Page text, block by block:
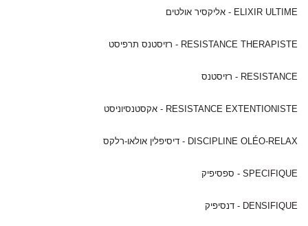
ELIXIR ULTIME - אליקסיר אולטים
RESISTANCE THERAPISTE - רזיסטנס תרפיסט
RESISTANCE - רזיסטנס
RESISTANCE EXTENTIONISTE - אקסטנסיוניסט
DISCIPLINE OLÉO-RELAX - דיסיפלין אולאו-רלקס
SPECIFIQUE - ספסיפיק
DENSIFIQUE - דנסיפיק